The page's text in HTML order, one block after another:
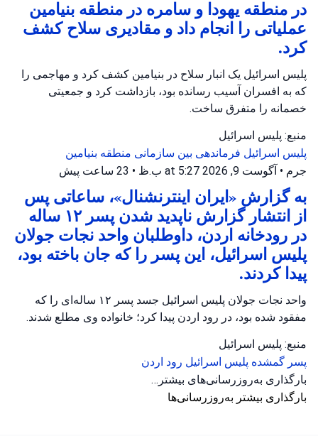
در منطقه یهودا و سامره در منطقه بنیامین
عملیاتی را انجام داد و مقادیری سلاح کشف
کرد.
پلیس اسرائیل یک انبار سلاح در بنیامین کشف کرد و مهاجمی را
که به افسران آسیب رسانده بود، بازداشت کرد و جمعیتی
خصمانه را متفرق ساخت.
منبع: پلیس اسرائیل
پلیس اسرائیل فرماندهی بین سازمانی منطقه بنیامین
جرم • آگوست 9, 2026 at 5:27 ب.ظ • 23 ساعت پیش
به گزارش «ایران اینترنشنال»، ساعاتی پس
از انتشار گزارش ناپدید شدن پسر ۱۲ ساله
در رودخانه اردن، داوطلبان واحد نجات جولان
پلیس اسرائیل، این پسر را که جان باخته بود،
پیدا کردند.
واحد نجات جولان پلیس اسرائیل جسد پسر ۱۲ ساله‌ای را که
مفقود شده بود، در رود اردن پیدا کرد؛ خانواده وی مطلع شدند.
منبع: پلیس اسرائیل
پسر گمشده پلیس اسرائیل رود اردن
بارگذاری به‌روزرسانی‌های بیشتر…
بارگذاری بیشتر به‌روزرسانی‌ها